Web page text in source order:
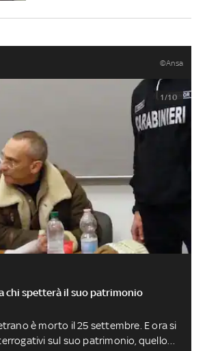
©Ansa
1/10
chi spetterà il suo patrimonio
è morto il 25 settembre. E ora si
sul suo patrimonio, quello